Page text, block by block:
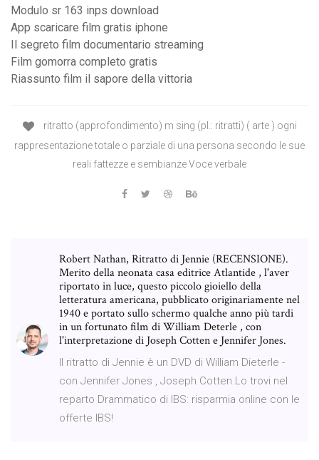
Modulo sr 163 inps download
App scaricare film gratis iphone
Il segreto film documentario streaming
Film gomorra completo gratis
Riassunto film il sapore della vittoria
ritratto (approfondimento) m sing (pl.: ritratti) ( arte ) ogni
rappresentazione totale o parziale di una persona secondo le sue
reali fattezze e sembianze Voce verbale
Robert Nathan, Ritratto di Jennie (RECENSIONE).
Merito della neonata casa editrice Atlantide , l'aver
riportato in luce, questo piccolo gioiello della
letteratura americana, pubblicato originariamente nel
1940 e portato sullo schermo qualche anno più tardi
in un fortunato film di William Deterle , con
l'interpretazione di Joseph Cotten e Jennifer Jones.
Il ritratto di Jennie è un DVD di William Dieterle -
con Jennifer Jones , Joseph Cotten.Lo trovi nel
reparto Drammatico di IBS: risparmia online con le
offerte IBS!